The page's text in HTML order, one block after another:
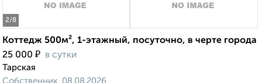
2/8
Коттедж 500м², 1-этажный, посуточно, в черте города
25 000 ₽ в сутки
Тарская
Собственник, 08.08.2026